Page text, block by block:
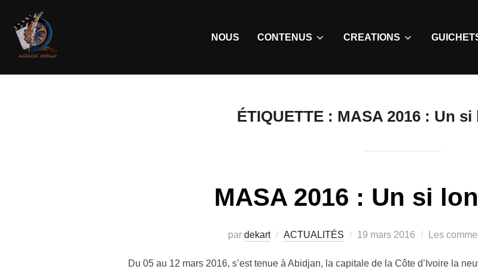
NOUS CONTENUS CREATIONS
ÉTIQUETTE : MASA 2016 : Un
MASA 2016 : Un si
par dekart ACTUALITÉS 19 mars 2016 Les
Du 05 au 12 mars 2016, s’est tenue à Abidjan, la capitale de la Côte d’Ivoire la